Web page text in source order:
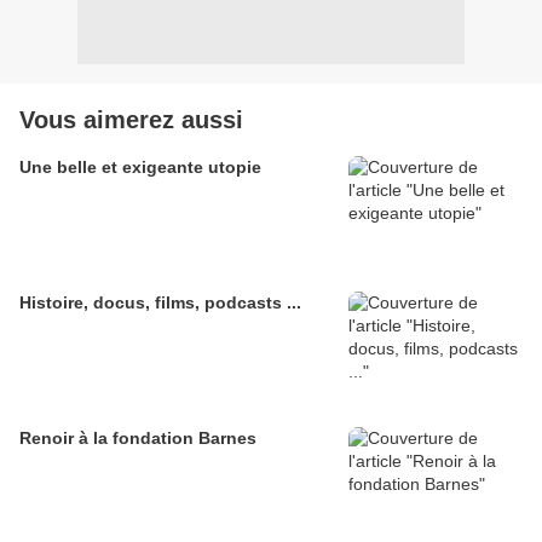
Vous aimerez aussi
Une belle et exigeante utopie
Histoire, docus, films, podcasts ...
Renoir à la fondation Barnes